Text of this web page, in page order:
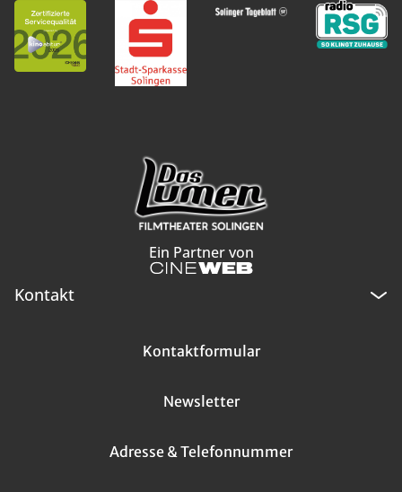
Ein Partner von
Kontakt
Kontaktformular
Newsletter
Adresse & Telefonnummer